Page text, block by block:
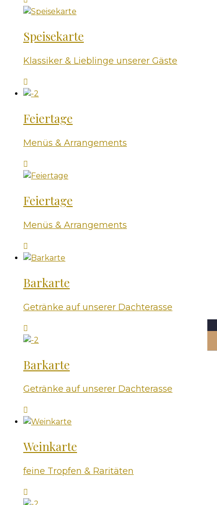
Speisekarte
Klassiker & Lieblinge unserer Gäste
Feiertage
Menüs & Arrangements
Feiertage
Menüs & Arrangements
Barkarte
Getränke auf unserer Dachterasse
Barkarte
Getränke auf unserer Dachterasse
Weinkarte
feine Tropfen & Raritäten